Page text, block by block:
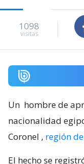
1098
visitas
Un hombre de
nacionalidad
Coronel , región
El hecho se